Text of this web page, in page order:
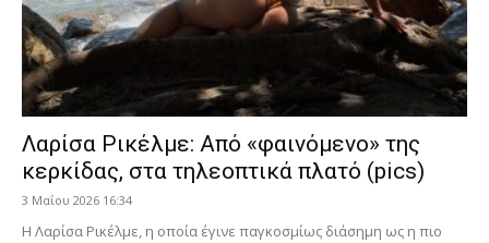
Λαρίσα Ρικέλμε: Από «φαινόμενο» της
κερκίδας, στα τηλεοπτικά πλατό (pics)
3 Μαΐου 2026 16:34
Η Λαρίσα Ρικέλμε, η οποία έγινε παγκοσμίως διάσημη ως η πιο